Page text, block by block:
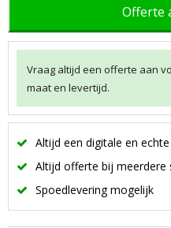
Offerte
Vraag altijd een offerte aan
maat en levertijd.
Altijd een digitale en
Altijd offerte bij meerdere
Spoedlevering mogelijk